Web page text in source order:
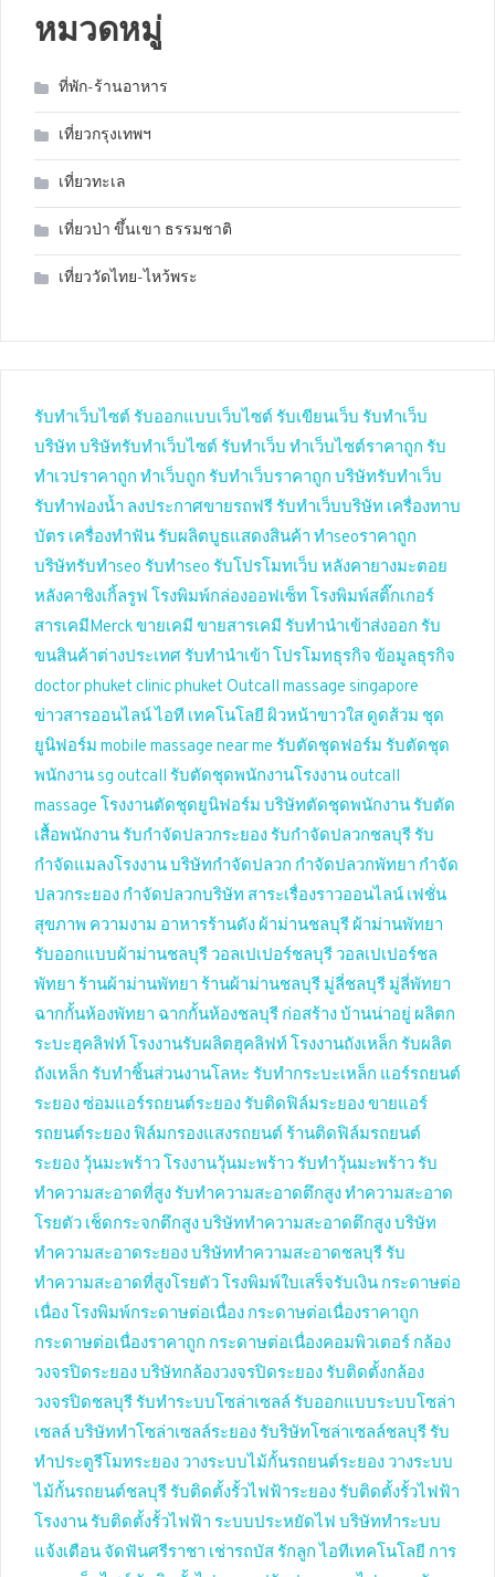
หมวดหมู่
ที่พัก-ร้านอาหาร
เที่ยวกรุงเทพฯ
เที่ยวทะเล
เที่ยวป่า ขึ้นเขา ธรรมชาติ
เที่ยววัดไทย-ไหว้พระ
รับทำเว็บไซต์ รับออกแบบเว็บไซต์ รับเขียนเว็บ รับทำเว็บ
บริษัท บริษัทรับทำเว็บไซต์ รับทำเว็บ ทำเว็บไซต์ราคาถูก รับ
ทำเวปราคาถูก ทำเว็บถูก รับทำเว็บราคาถูก บริษัทรับทำเว็บ
รับทำฟองน้ำ ลงประกาศขายรถฟรี รับทำเว็บบริษัท เครื่องทาบ
บัตร เครื่องทำฟัน รับผลิตบูธแสดงสินค้า ทำseoราคาถูก
บริษัทรับทำseo รับทำseo รับโปรโมทเว็บ หลังคายางมะตอย
หลังคาชิงเกิ้ลรูฟ โรงพิมพ์กล่องออฟเซ็ท โรงพิมพ์สติ๊กเกอร์
สารเคมีMerckขายเคมี ขายสารเคมี รับทำนำเข้าส่งออก รับ
ขนสินค้าต่างประเทศ รับทำนำเข้า โปรโมทธุรกิจ ข้อมูลธุรกิจ
doctor phuket clinic phuket Outcall massage singapore
ข่าวสารออนไลน์ไอที เทคโนโลยี ผิวหน้าขาวใส ดูดส้วม ชุด
ยูนิฟอร์ม mobile massage near me รับตัดชุดฟอร์ม รับตัดชุด
พนักงาน sg outcall รับตัดชุดพนักงานโรงงาน outcall
massage โรงงานตัดชุดยูนิฟอร์ม บริษัทตัดชุดพนักงาน รับตัด
เสื้อพนักงาน รับกำจัดปลวกระยอง รับกำจัดปลวกชลบุรี รับ
กำจัดแมลงโรงงานบริษัทกำจัดปลวก กำจัดปลวกพัทยา กำจัด
ปลวกระยอง กำจัดปลวกบริษัท สาระเรื่องราวออนไลน์ เฟชั่น
สุขภาพ ความงาม อาหารร้านดัง ผ้าม่านชลบุรี ผ้าม่านพัทยา
รับออกแบบผ้าม่านชลบุรี วอลเปเปอร์ชลบุรี วอลเปเปอร์ชล
พัทยา ร้านผ้าม่านพัทยา ร้านผ้าม่านชลบุรี มู่ลี่ชลบุรี มู่ลี่พัทยา
ฉากกั้นห้องพัทยา ฉากกั้นห้องชลบุรี ก่อสร้าง บ้านน่าอยู่ ผลิตก
ระบะฮุคลิฟท์ โรงงานรับผลิตฮุคลิฟท์ โรงงานถังเหล็ก รับผลิต
ถังเหล็ก รับทำชิ้นส่วนงานโลหะ รับทำกระบะเหล็ก แอร์รถยนต์
ระยองซ่อมแอร์รถยนต์ระยอง รับติดฟิล์มระยองขายแอร์
รถยนต์ระยอง ฟิล์มกรองแสงรถยนต์ ร้านติดฟิล์มรถยนต์
ระยอง วุ้นมะพร้าว โรงงานวุ้นมะพร้าว รับทำวุ้นมะพร้าว รับ
ทำความสะอาดที่สูง รับทำความสะอาดตึกสูงทำความสะอาด
โรยตัว เช็ดกระจกตึกสูงบริษัททำความสะอาดตึกสูงบริษัท
ทำความสะอาดระยองบริษัททำความสะอาดชลบุรี รับ
ทำความสะอาดที่สูงโรยตัว โรงพิมพ์ใบเสร็จรับเงิน กระดาษต่อ
เนื่อง โรงพิมพ์กระดาษต่อเนื่อง กระดาษต่อเนื่องราคาถูก
กระดาษต่อเนื่องราคาถูก กระดาษต่อเนื่องคอมพิวเตอร์ กล้อง
วงจรปิดระยองบริษัทกล้องวงจรปิดระยอง รับติดตั้งกล้อง
วงจรปิดชลบุรี รับทำระบบโซล่าเซลล์ รับออกแบบระบบโซล่า
เซลล์ บริษัททำโซล่าเซลล์ระยอง รับริษัทโซล่าเซลล์ชลบุรี รับ
ทำประตูรีโมทระยอง วางระบบไม้กั้นรถยนต์ระยอง วางระบบ
ไม้กั้นรถยนต์ชลบุรี รับติดตั้งรั้วไฟฟ้าระยอง รับติดตั้งรั้วไฟฟ้า
โรงงาน รับติดตั้งรั้วไฟฟ้า ระบบประหยัดไฟ บริษัททำระบบ
แจ้งเตือน จัดฟันศรีราชา เช่ารถบัส รักลูก ไอทีเทคโนโลยี การ